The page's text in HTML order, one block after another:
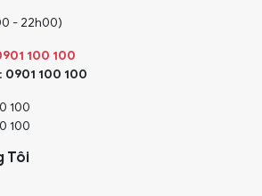
- 22h00)
100 100
0901 100 100
100
100
Tôi